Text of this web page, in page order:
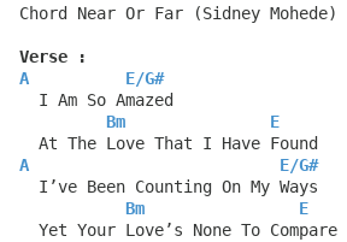
Chord Near Or Far (Sidney Mohede)
Verse :
A
E/G#
  I Am So Amazed
Bm
E
  At The Love That I Have Found
A
E/G#
  I’ve Been Counting On My Ways
Bm
E
  Yet Your Love’s None To Compare